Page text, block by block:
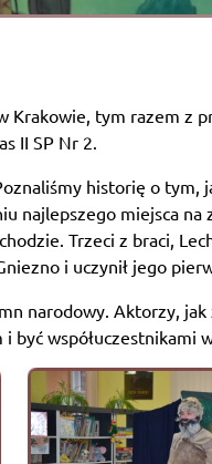
Krakowie, tym razem z
II SP Nr 2.
historię o tym,
najlepszego miejsca na
Trzeci z braci,
i uczynił jego
narodowy. Aktorzy,
być współuczestnikami